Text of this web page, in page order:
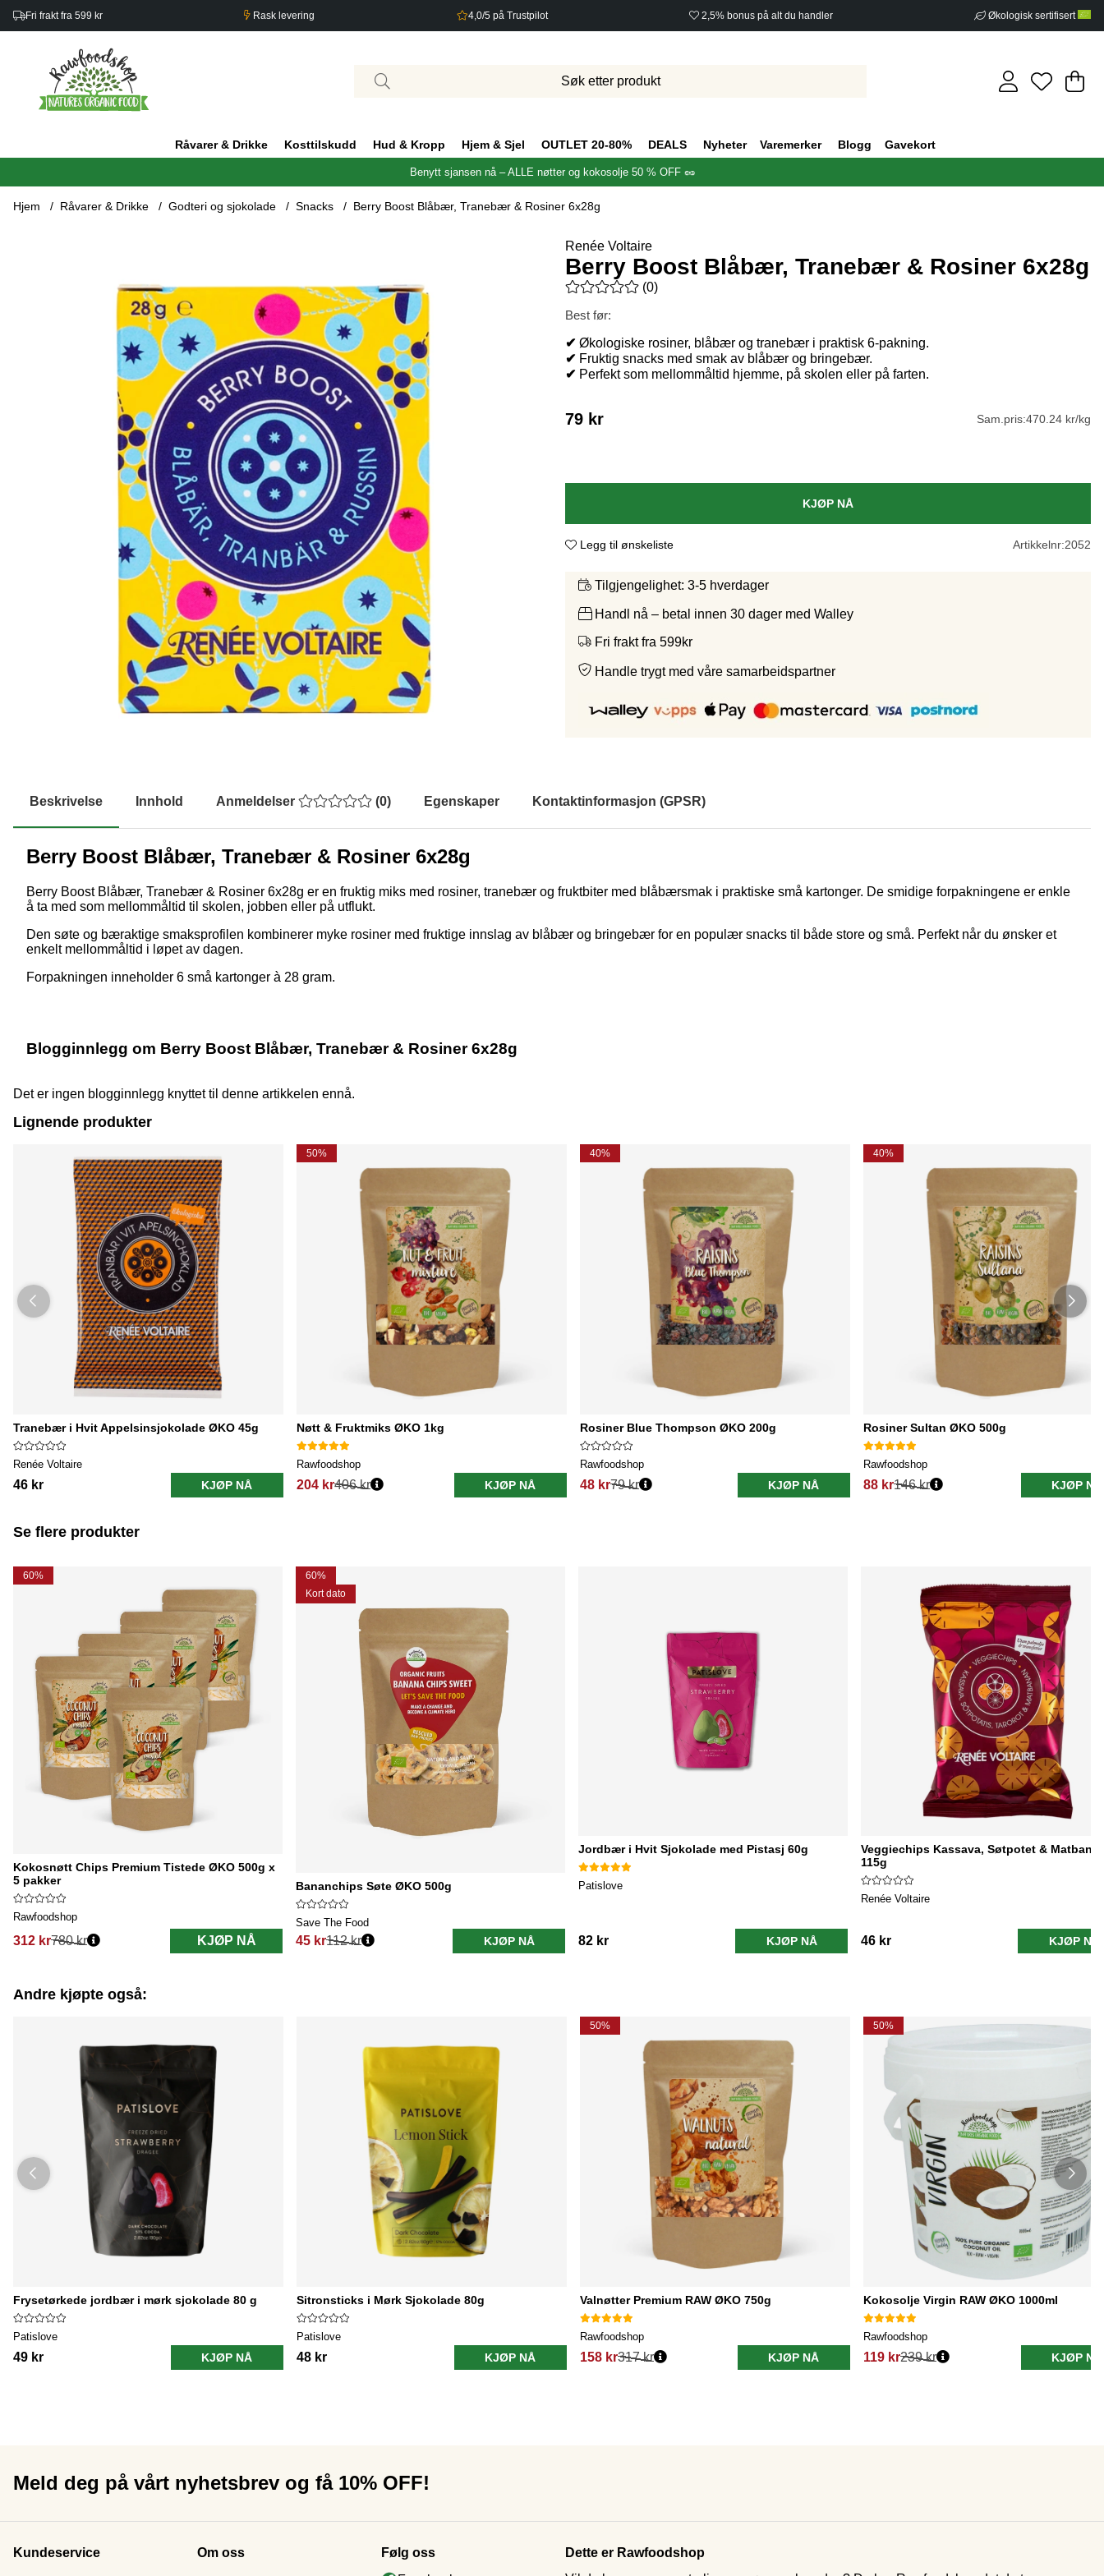
Fri frakt fra 599 kr Rask levering 4,0/5 på Trustpilot 2,5% bonus på alt du handler Økologisk sertifisert
.
Råvarer & Drikke Kosttilskudd Hud & Kropp Hjem & Sjel OUTLET 20-80% DEALS Nyheter Varemerker Blogg Gavekort
Benytt sjansen nå – ALLE nøtter og kokosolje 50 % OFF 🥜
Hjem Råvarer & Drikke Godteri og sjokolade Snacks Berry Boost Blåbær, Tranebær & Rosiner 6x28g
Renée Voltaire
Berry Boost Blåbær, Tranebær & Rosiner 6x28g
Gjennomsnittlig rangering 0 av 5 Antall vurderinger 0
(0)
Best før:
✔ Økologiske rosiner, blåbær og tranebær i praktisk 6-pakning.
✔ Fruktig snacks med smak av blåbær og bringebær.
✔ Perfekt som mellommåltid hjemme, på skolen eller på farten.
79 kr Sam.pris:470.24 kr/kg
KJØP NÅ
Legg til ønskeliste Artikkelnr:2052
Tilgjengelighet: 3-5 hverdager
Handl nå – betal innen 30 dager med Walley
Fri frakt fra 599kr
Handle trygt med våre samarbeidspartner
Beskrivelse Innhold Anmeldelser (0) Egenskaper Kontaktinformasjon (GPSR)
Berry Boost Blåbær, Tranebær & Rosiner 6x28g
Berry Boost Blåbær, Tranebær & Rosiner 6x28g er en fruktig miks med rosiner, tranebær og fruktbiter med blåbærsmak i praktiske små kartonger. De smidige forpakningene er enkle
å ta med som mellommåltid til skolen, jobben eller på utflukt.
Den søte og bæraktige smaksprofilen kombinerer myke rosiner med fruktige innslag av blåbær og bringebær for en populær snacks til både store og små. Perfekt når du ønsker et
enkelt mellommåltid i løpet av dagen.
Forpakningen inneholder 6 små kartonger à 28 gram.
Blogginnlegg om Berry Boost Blåbær, Tranebær & Rosiner 6x28g
Det er ingen blogginnlegg knyttet til denne artikkelen ennå.
Lignende produkter
Tranebær i Hvit Appelsinsjokolade ØKO 45g
Renée Voltaire
46 kr KJØP NÅ
50%
Nøtt & Fruktmiks ØKO 1kg
Rawfoodshop
204 kr406 kr KJØP NÅ
40%
Rosiner Blue Thompson ØKO 200g
Rawfoodshop
48 kr79 kr KJØP NÅ
40%
Rosiner Sultan ØKO 500g
Rawfoodshop
88 kr146 kr KJØP NÅ
Se flere produkter
60%
Kokosnøtt Chips Premium Tistede ØKO 500g x
5 pakker
Rawfoodshop
312 kr
Vanlig pris:
780 kr KJØP NÅ
60%
Kort dato
Bananchips Søte ØKO 500g
Save The Food
45 kr
Vanlig pris:
112 kr KJØP NÅ
Jordbær i Hvit Sjokolade med Pistasj 60g
Patislove
82 kr KJØP NÅ
Veggiechips Kassava, Søtpotet &
115g
Renée Voltaire
46 kr KJØP NÅ
Andre kjøpte også:
Frysetørkede jordbær i mørk sjokolade 80 g
Patislove
49 kr KJØP NÅ
Sitronsticks i Mørk Sjokolade 80g
Patislove
48 kr KJØP NÅ
50%
Valnøtter Premium RAW ØKO 750g
Rawfoodshop
158 kr317 kr KJØP NÅ
50%
Kokosolje Virgin RAW ØKO 1000ml
Rawfoodshop
119 kr239 kr KJØP NÅ
Meld deg på vårt nyhetsbrev og få 10% OFF!
Kundeservice Om oss
Følg oss
Dette er Rawfoodshop